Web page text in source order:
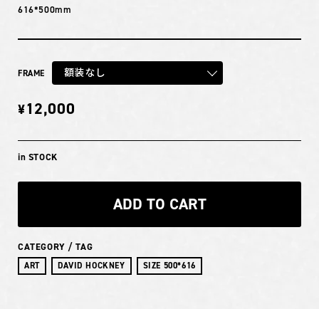
616*500mm
FRAME 額装なし
¥12,000
in STOCK
ADD TO CART
CATEGORY / TAG
ART DAVID HOCKNEY SIZE 500*616